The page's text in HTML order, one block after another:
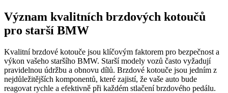
Význam kvalitních brzdových kotoučů
pro starší BMW
Kvalitní brzdové kotouče jsou klíčovým faktorem pro bezpečnost a
výkon vašeho staršího BMW. Starší modely vozů často vyžadují
pravidelnou údržbu a obnovu dílů. Brzdové kotouče jsou jedním z
nejdůležitějších komponentů, které zajistí, že vaše auto bude
reagovat rychle a efektivně při každém stlačení brzdového pedálu.